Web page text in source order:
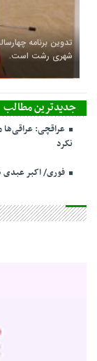
تدوین برنامه
شهری رشت است.
جدیدترین مطالب
عراقچی:
نکرد
فوری/ اکبر